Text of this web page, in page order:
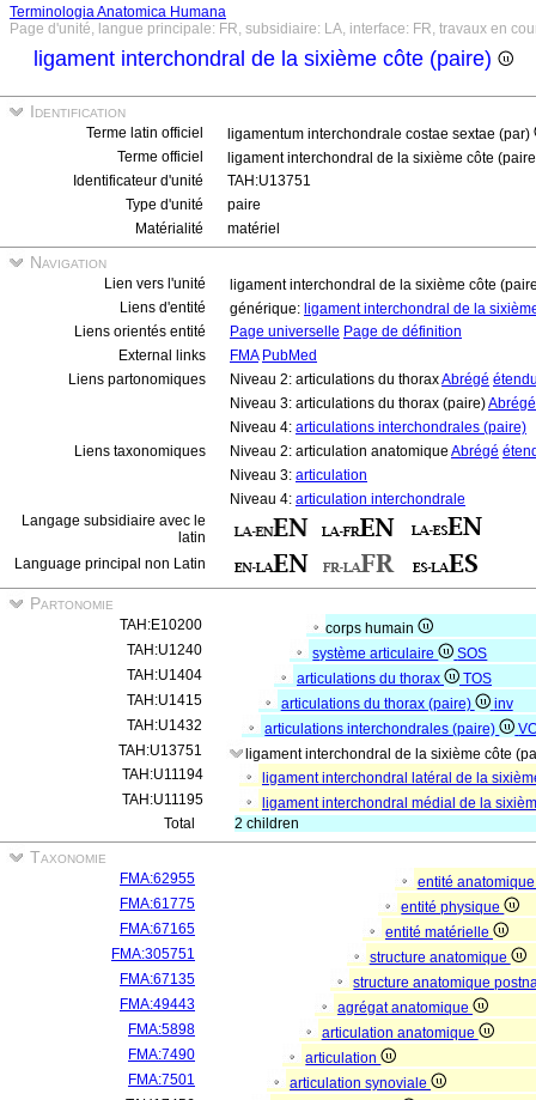
Terminologia Anatomica Humana
Page d'unité, langue principale: FR, subsidiaire: LA, interface: FR, travaux en
ligament interchondral de la sixième côte (paire)
Identification
Terme latin officiel
ligamentum interchondrale costae sextae (par)
Terme officiel
ligament interchondral de la sixième côte
Identificateur d'unité
TAH:U13751
Type d'unité
paire
Matérialité
matériel
Navigation
Lien vers l'unité
ligament interchondral de la sixième côte
Liens d'entité
générique: ligament interchondral de la
Liens orientés entité
Page universelle Page de définition
External links
FMA PubMed
Liens partonomiques
Niveau 2: articulations du thoraxAbrégé
Niveau 3: articulations du thorax (paire)Abrégé
Niveau 4: articulations interchondrales (paire)
Liens taxonomiques
Niveau 2: articulation anatomique Abrégé
Niveau 3: articulation
Niveau 4: articulation interchondrale
Langage subsidiaire avec le
latin
Language principal non Latin
Partonomie
TAH:E10200
corps humain
TAH:U1240
système articulaire
SOS
TAH:U1404
articulations du thorax
TOS
TAH:U1415
articulations du thorax (paire)
inv
TAH:U1432
articulations interchondrales (paire)
TAH:U13751
ligament interchondral de la sixième côte
TAH:U11194
ligament interchondral latéral de la
TAH:U11195
ligament interchondral médial de la
Total
2 children
Taxonomie
FMA:62955
entité
FMA:61775
entité physique
FMA:67165
entité matérielle
FMA:305751
structure anatomique
FMA:67135
structure anatomique
FMA:49443
agrégat anatomique
FMA:5898
articulation anatomique
FMA:7490
articulation
FMA:7501
articulation synoviale